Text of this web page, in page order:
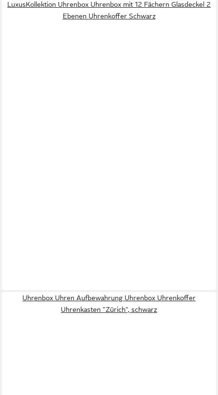
LuxusKollektion Uhrenbox Uhrenbox mit 12 Fächern Glasdeckel 2
Ebenen Uhrenkoffer Schwarz
Uhrenbox Uhren Aufbewahrung Uhrenbox Uhrenkoffer
Uhrenkasten "Zürich", schwarz